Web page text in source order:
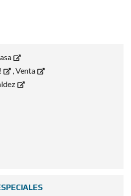
,Venta